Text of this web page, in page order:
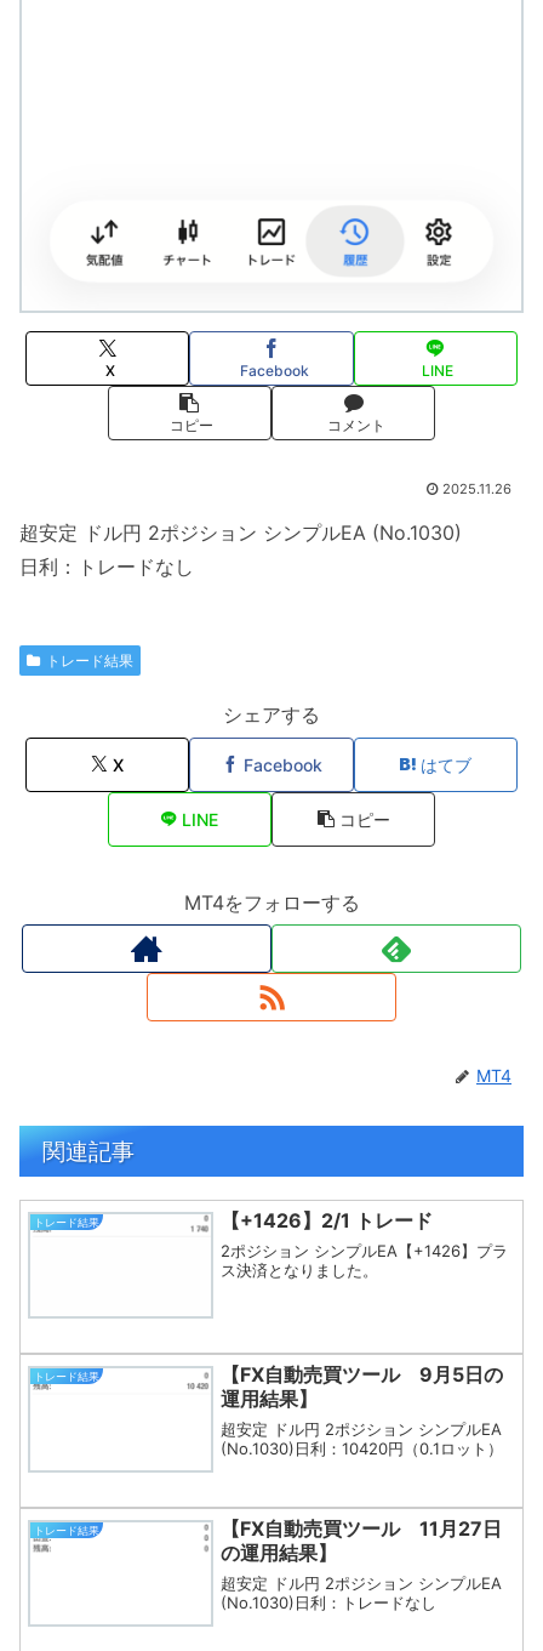
X Facebook LINE
コピー コメント
2025.11.26
超安定 ドル円 2ポジション シンプルEA (No.1030)
日利：トレードなし
トレード結果
シェアする
X Facebook はてブ
LINE コピー
MT4をフォローする
MT4
関連記事
トレード結果 【+1426】2/1 トレード
2ポジション シンプルEA【+1426】プラ
ス決済となりました。
トレード結果
【FX自動売買ツール 9月5日の
運用結果】
超安定 ドル円 2ポジション シンプルEA
(No.1030)日利：10420円（0.1ロット）
トレード結果
【FX自動売買ツール 11月27日
の運用結果】
超安定 ドル円 2ポジション シンプルEA
(No.1030)日利：トレードなし